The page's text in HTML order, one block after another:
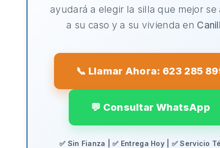
ayudará a elegir la silla que mejor se
a su caso y a su vivienda en
📞 Llamar Ahora: 623 285
💬 Consultar WhatsApp
✅ Sin Fianza | ✅ Entrega Hoy | ✅ Servicio